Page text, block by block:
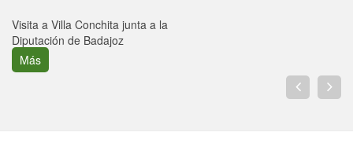
Visita a Villa Conchita junta a la
Diputación de Badajoz
Más